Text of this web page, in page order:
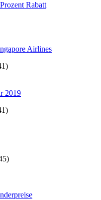
Rabatt
Airlines
2019